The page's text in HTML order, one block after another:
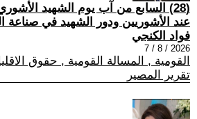
(28) السابع من آب يوم الشهيد
عند الأشوريين ودور الشهيد في صناعة
فواد الكنجي
2026 / 8 / 7
القومية , المسالة القومية , حقوق
تقرير المصير